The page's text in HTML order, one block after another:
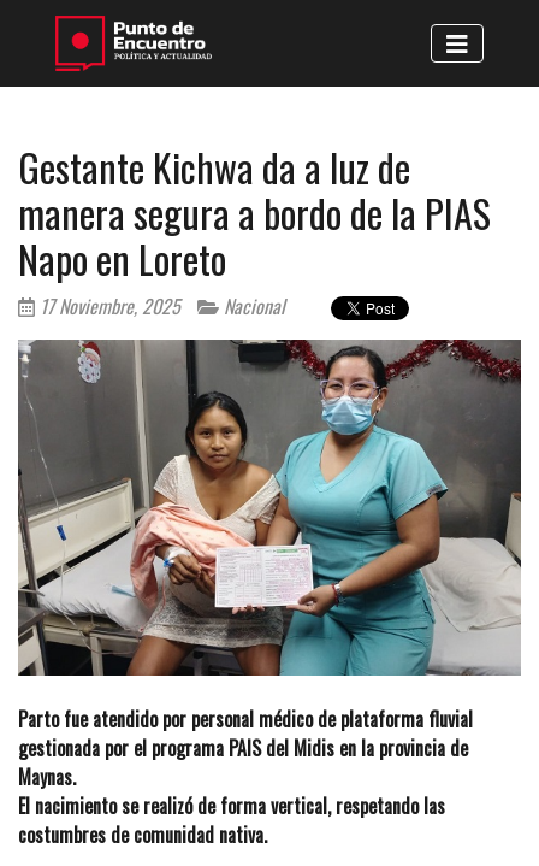
Gestante Kichwa da a luz de
manera segura a bordo de la PIAS
Napo en Loreto
17 Noviembre, 2025 Nacional
Parto fue atendido por personal médico de plataforma fluvial
gestionada por el programa PAIS del Midis en la provincia de
Maynas.
El nacimiento se realizó de forma vertical, respetando las
costumbres de comunidad nativa.